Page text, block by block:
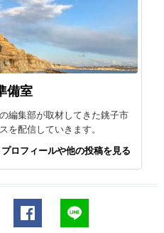
備室
編集部が取材してきた銚子市
を配信していきます。
ロフィールや他の投稿を見る